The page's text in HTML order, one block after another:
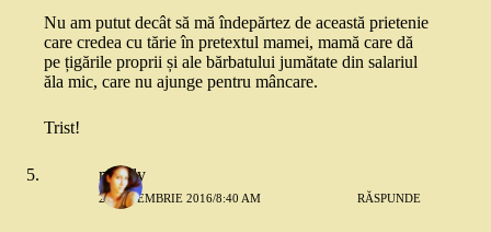
Nu am putut decât să mă îndepărtez de această prietenie
care credea cu tărie în pretextul mamei, mamă care dă
pe țigările proprii și ale bărbatului jumătate din salariul
ăla mic, care nu ajunge pentru mâncare.
Trist!
maddy
2 SEPTEMBRIE 2016/8:40 AM RĂSPUNDE